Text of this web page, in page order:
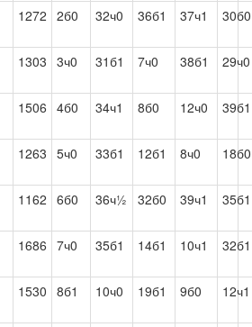
1272 2б0 32ч0 36б1 37ч1 30б0
1303 3ч0 31б1 7ч0 38б1 29ч0
1506 4б0 34ч1 8б0 12ч0 39б1
1263 5ч0 33б1 12б1 8ч0 18б0
1162 6б0 36ч½ 32б0 39ч1 35б1
1686 7ч0 35б1 14б1 10ч1 32б1
1530 8б1 10ч0 19б1 9б0 12ч1